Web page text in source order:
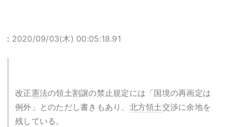
: 2020/09/03(木) 00:05:18.91
改正憲法の領土割譲の禁止規定には「国境の再画定は
例外」とのただし書きもあり、 北方領土交渉に余地を
残している。